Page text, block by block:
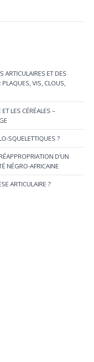
ARTICULAIRES ET DES
VIS, CLOUS,
LES CÉRÉALES –
SQUELETTIQUES ?
D’UN
NÉGRO-AFRICAINE
ARTICULAIRE ?